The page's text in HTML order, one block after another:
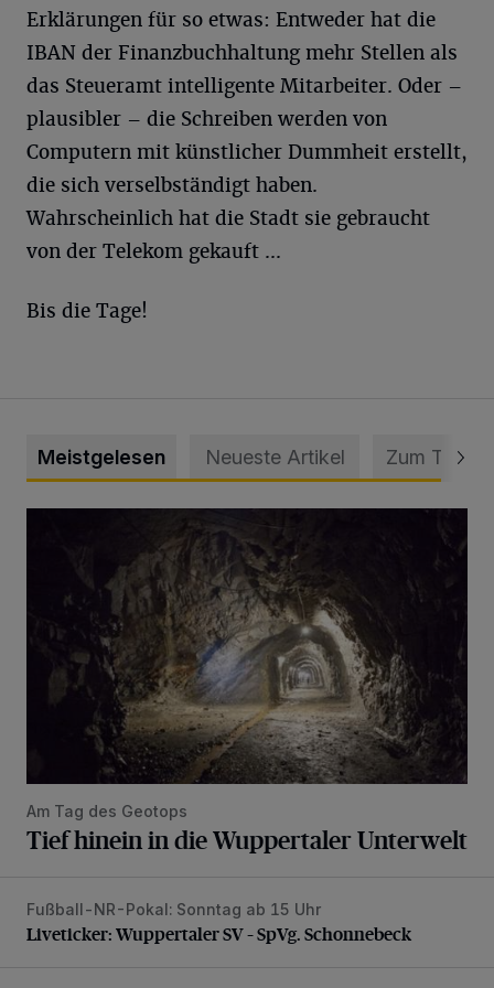
Erklärungen für so etwas: Entweder hat die
IBAN der Finanzbuchhaltung mehr Stellen als
das Steueramt intelligente Mitarbeiter. Oder –
plausibler – die Schreiben werden von
Computern mit künstlicher Dummheit erstellt,
die sich verselbständigt haben.
Wahrscheinlich hat die Stadt sie gebraucht
von der Telekom gekauft ...
Bis die Tage!
Meistgelesen Neueste Artikel Zum Thema
Am Tag des Geotops
Tief hinein in die Wuppertaler Unterwelt
Liveticker: Wuppertaler SV – SpVg. Schonnebeck
Fußball-NR-Pokal: Sonntag ab 15 Uhr
Liveticker: Wuppertaler SV – SpVg. Schonnebeck